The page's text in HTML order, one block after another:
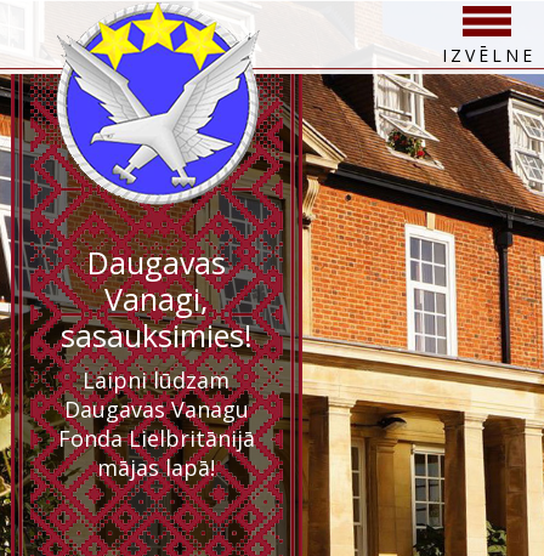
Daugavas
Vanagi,
sasauksimies!
Laipni lūdzam
Daugavas Vanagu
Fonda Lielbritānijā
mājas lapā!
IZVĒLNE